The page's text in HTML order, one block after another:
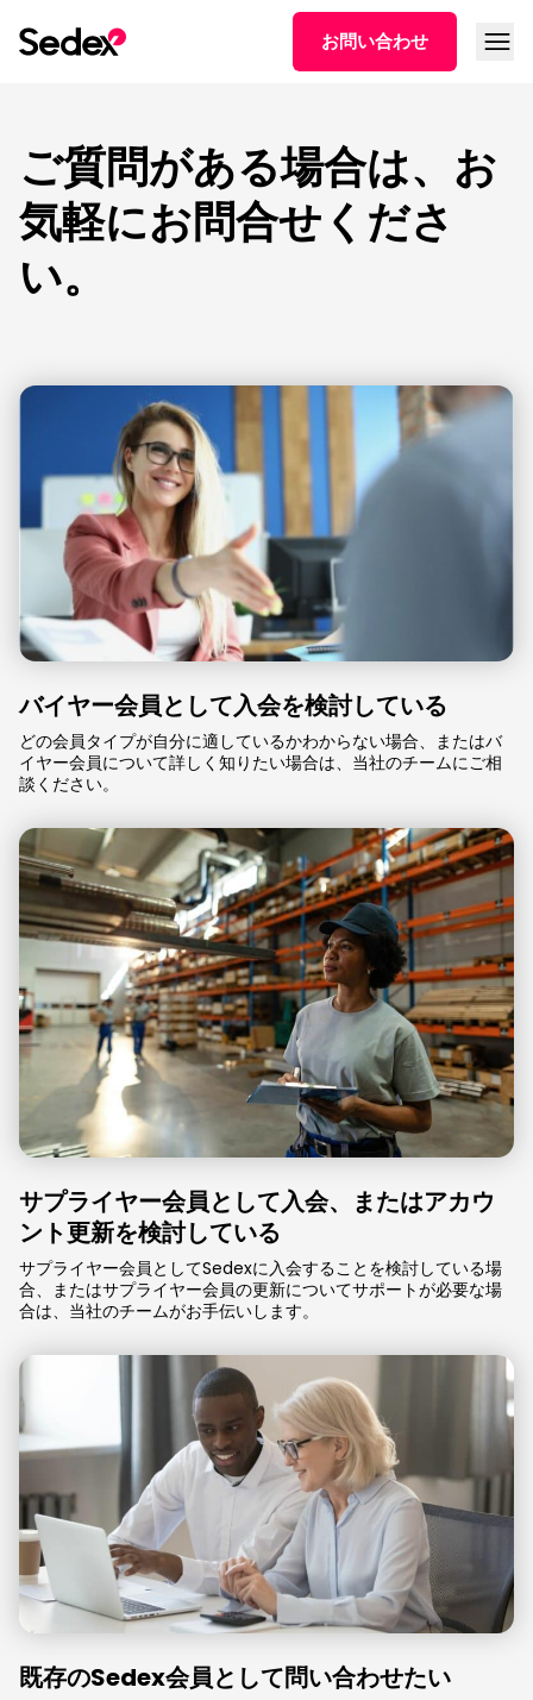
お問い合わせ メニ
ご質問がある場合は、お
気軽にお問合せくださ
い。
バイヤー会員として入会を検討している
どの会員タイプが自分に適しているかわからない場合、またはバ
イヤー会員について詳しく知りたい場合は、当社のチームにご相
談ください。
サプライヤー会員として入会、またはアカウ
ント更新を検討している
サプライヤー会員としてSedexに入会することを検討している場
合、またはサプライヤー会員の更新についてサポートが必要な場
合は、当社のチームがお手伝いします。
既存のSedex会員として問い合わせたい